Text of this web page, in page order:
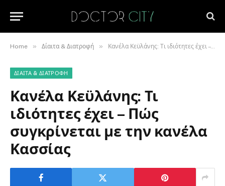
Home » Δίαιτα & Διατροφή » Κανέλα Κεϋλάνης: Τι ιδιότητες έχει – Πώς συγκρίνεται με την κανέλα Κασσίας
ΔΊΑΙΤΑ & ΔΙΑΤΡΟΦΉ
Κανέλα Κεϋλάνης: Τι
ιδιότητες έχει – Πώς
συγκρίνεται με την κανέλα
Κασσίας